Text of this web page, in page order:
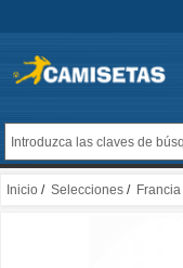
Inicio / Selecciones / Francia